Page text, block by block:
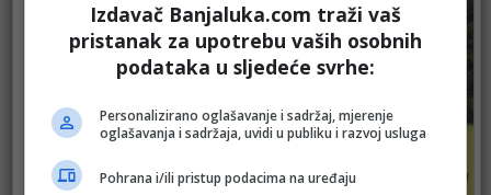
Izdavač Banjaluka.com traži vaš
pristanak za upotrebu vaših osobnih
podataka u sljedeće svrhe:
Personalizirano oglašavanje i sadržaj, mjerenje
oglašavanja i sadržaja, uvidi u publiku i razvoj usluga
Pohrana i/ili pristup podacima na uređaju